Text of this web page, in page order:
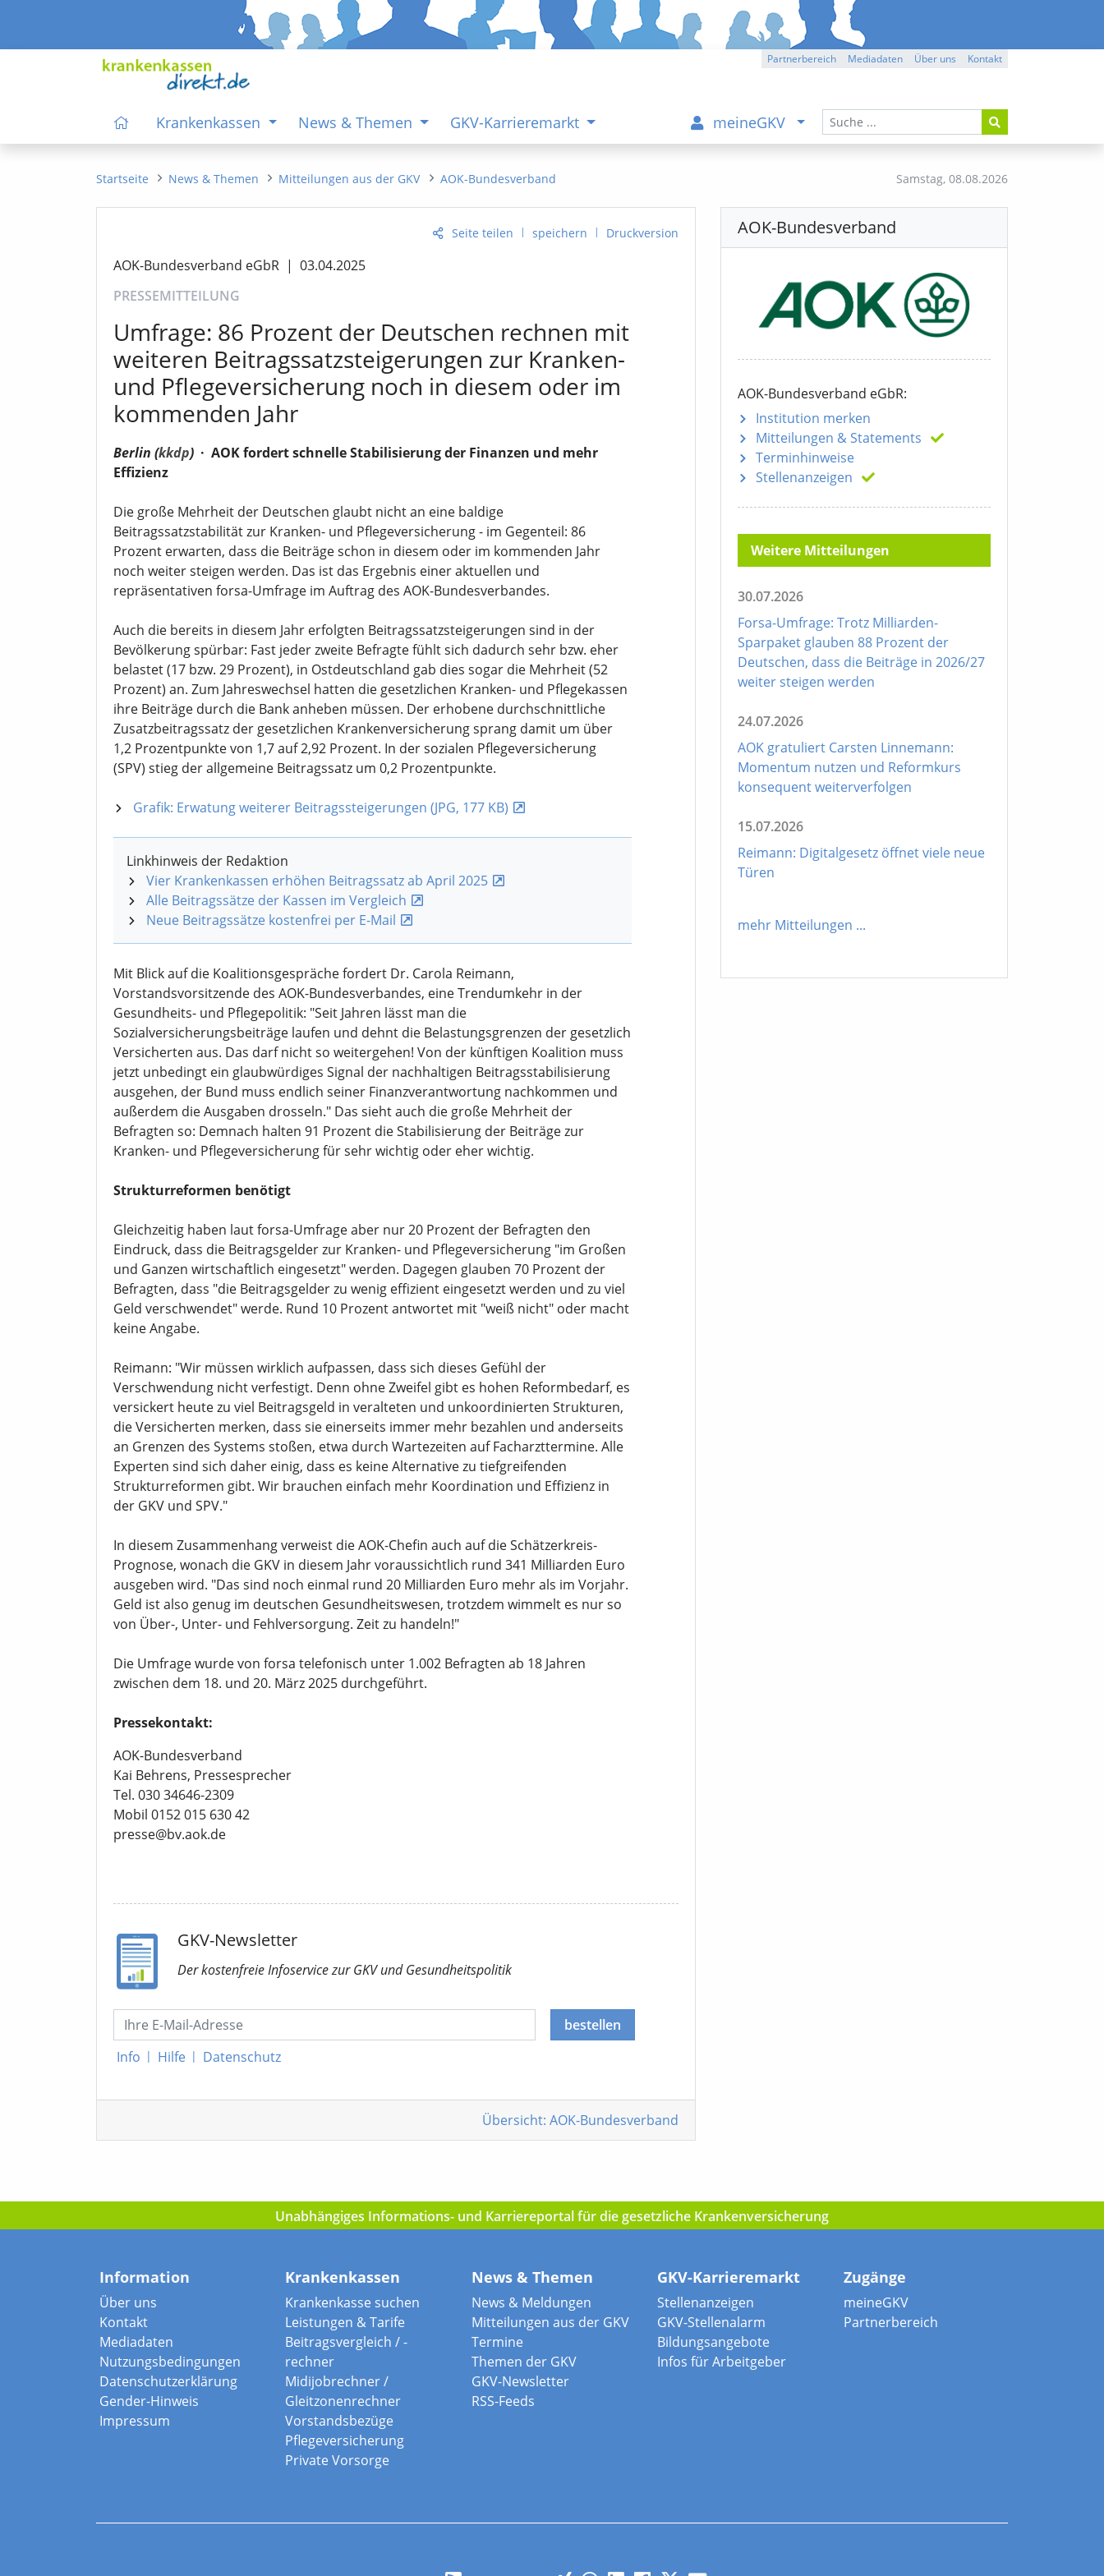
Partnerbereich Mediadaten Über uns Kontakt
Krankenkassen News & Themen GKV-Karrieremarkt meineGKV
Samstag, 08.08.2026
Startseite News & Themen Mitteilungen aus der GKV AOK-Bundesverband
Seite teilen | speichern | Druckversion
AOK-Bundesverband eGbR | 03.04.2025
PRESSEMITTEILUNG
Umfrage: 86 Prozent der Deutschen rechnen mit
weiteren Beitragssatzsteigerungen zur Kranken-
und Pflegeversicherung noch in diesem oder im
kommenden Jahr
Berlin (kkdp) · AOK fordert schnelle Stabilisierung der Finanzen und mehr
Effizienz
Die große Mehrheit der Deutschen glaubt nicht an eine baldige
Beitragssatzstabilität zur Kranken- und Pflegeversicherung - im Gegenteil: 86
Prozent erwarten, dass die Beiträge schon in diesem oder im kommenden Jahr
noch weiter steigen werden. Das ist das Ergebnis einer aktuellen und
repräsentativen forsa-Umfrage im Auftrag des AOK-Bundesverbandes.
Auch die bereits in diesem Jahr erfolgten Beitragssatzsteigerungen sind in der
Bevölkerung spürbar: Fast jeder zweite Befragte fühlt sich dadurch sehr bzw. eher
belastet (17 bzw. 29 Prozent), in Ostdeutschland gab dies sogar die Mehrheit (52
Prozent) an. Zum Jahreswechsel hatten die gesetzlichen Kranken- und Pflegekassen
ihre Beiträge durch die Bank anheben müssen. Der erhobene durchschnittliche
Zusatzbeitragssatz der gesetzlichen Krankenversicherung sprang damit um über
1,2 Prozentpunkte von 1,7 auf 2,92 Prozent. In der sozialen Pflegeversicherung
(SPV) stieg der allgemeine Beitragssatz um 0,2 Prozentpunkte.
Grafik: Erwatung weiterer Beitragssteigerungen (JPG, 177 KB)
Linkhinweis der Redaktion
Vier Krankenkassen erhöhen Beitragssatz ab April 2025
Alle Beitragssätze der Kassen im Vergleich
Neue Beitragssätze kostenfrei per E-Mail
Mit Blick auf die Koalitionsgespräche fordert Dr. Carola Reimann,
Vorstandsvorsitzende des AOK-Bundesverbandes, eine Trendumkehr in der
Gesundheits- und Pflegepolitik: "Seit Jahren lässt man die
Sozialversicherungsbeiträge laufen und dehnt die Belastungsgrenzen der gesetzlich
Versicherten aus. Das darf nicht so weitergehen! Von der künftigen Koalition muss
jetzt unbedingt ein glaubwürdiges Signal der nachhaltigen Beitragsstabilisierung
ausgehen, der Bund muss endlich seiner Finanzverantwortung nachkommen und
außerdem die Ausgaben drosseln." Das sieht auch die große Mehrheit der
Befragten so: Demnach halten 91 Prozent die Stabilisierung der Beiträge zur
Kranken- und Pflegeversicherung für sehr wichtig oder eher wichtig.
Strukturreformen benötigt
Gleichzeitig haben laut forsa-Umfrage aber nur 20 Prozent der Befragten den
Eindruck, dass die Beitragsgelder zur Kranken- und Pflegeversicherung "im Großen
und Ganzen wirtschaftlich eingesetzt" werden. Dagegen glauben 70 Prozent der
Befragten, dass "die Beitragsgelder zu wenig effizient eingesetzt werden und zu viel
Geld verschwendet" werde. Rund 10 Prozent antwortet mit "weiß nicht" oder macht
keine Angabe.
Reimann: "Wir müssen wirklich aufpassen, dass sich dieses Gefühl der
Verschwendung nicht verfestigt. Denn ohne Zweifel gibt es hohen Reformbedarf, es
versickert heute zu viel Beitragsgeld in veralteten und unkoordinierten Strukturen,
die Versicherten merken, dass sie einerseits immer mehr bezahlen und anderseits
an Grenzen des Systems stoßen, etwa durch Wartezeiten auf Facharzttermine. Alle
Experten sind sich daher einig, dass es keine Alternative zu tiefgreifenden
Strukturreformen gibt. Wir brauchen einfach mehr Koordination und Effizienz in
der GKV und SPV."
In diesem Zusammenhang verweist die AOK-Chefin auch auf die Schätzerkreis-
Prognose, wonach die GKV in diesem Jahr voraussichtlich rund 341 Milliarden Euro
ausgeben wird. "Das sind noch einmal rund 20 Milliarden Euro mehr als im Vorjahr.
Geld ist also genug im deutschen Gesundheitswesen, trotzdem wimmelt es nur so
von Über-, Unter- und Fehlversorgung. Zeit zu handeln!"
Die Umfrage wurde von forsa telefonisch unter 1.002 Befragten ab 18 Jahren
zwischen dem 18. und 20. März 2025 durchgeführt.
Pressekontakt:
AOK-Bundesverband
Kai Behrens, Pressesprecher
Tel. 030 34646-2309
Mobil 0152 015 630 42
presse@bv.aok.de
GKV-Newsletter
Der kostenfreie Infoservicezur GKVund Gesundheitspolitik
Info | Hilfe | Datenschutz
bestellen
Übersicht: AOK-Bundesverband
AOK-Bundesverband
AOK-Bundesverband eGbR:
Institution merken
Mitteilungen & Statements
Terminhinweise
Stellenanzeigen
Weitere Mitteilungen
30.07.2026
Forsa-Umfrage: Trotz Milliarden-
Sparpaket glauben 88 Prozent der
Deutschen, dass die Beiträge in 2026/27
weiter steigen werden
24.07.2026
AOK gratuliert Carsten Linnemann:
Momentum nutzen und Reformkurs
konsequent weiterverfolgen
15.07.2026
Reimann: Digitalgesetz öffnet viele neue
Türen
mehr Mitteilungen ...
Unabhängiges Informations- und Karriereportal für die gesetzliche Krankenversicherung
Information
Über uns
Kontakt
Mediadaten
Nutzungsbedingungen
Datenschutzerklärung
Gender-Hinweis
Impressum
Krankenkassen
Krankenkasse suchen
Leistungen & Tarife
Beitragsvergleich / -
rechner
Midijobrechner /
Gleitzonenrechner
Vorstandsbezüge
Pflegeversicherung
Private Vorsorge
News & Themen
News & Meldungen
Mitteilungen aus der GKV
Termine
Themen der GKV
GKV-Newsletter
RSS-Feeds
GKV-Karrieremarkt
Stellenanzeigen
GKV-Stellenalarm
Bildungsangebote
Infos für Arbeitgeber
Zugänge
meineGKV
Partnerbereich